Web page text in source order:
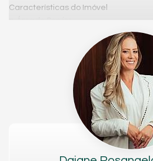
Características do Imóvel
Área de Serviço
Sala para 2 Ambientes
Cozinha Americana
Características do Empreendimento
Medidores Individuais